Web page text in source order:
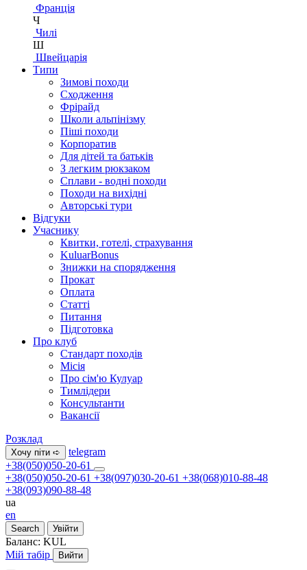
Франція
Ч
Чилі
Ш
Швейцарія
Типи
Зимові походи
Сходження
Фрірайд
Школи альпінізму
Піші походи
Корпоратив
Для дітей та батьків
З легким рюкзаком
Сплави - водні походи
Походи на вихідні
Авторські тури
Відгуки
Учаснику
Квитки, готелі, страхування
KuluarBonus
Знижки на спорядження
Прокат
Оплата
Статті
Питання
Підготовка
Про клуб
Стандарт походів
Місія
Про сім'ю Кулуар
Тимлідери
Консультанти
Вакансії
Розклад
Хочу піти ➪
telegram
+38(050)050-20-61
+38(050)050-20-61 +38(097)030-20-61 +38(068)010-88-48
+38(093)090-88-48
ua
en
Search Увійти
Баланс: KUL
Мій табір
Вийти